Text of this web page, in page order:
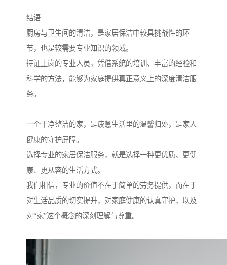
结语
厨房与卫生间的清洁，是家居保洁中较具挑战性的环
节，也是较需要专业知识的领域。
持证上岗的专业人员，凭借系统的培训、丰富的经验和
科学的方法，能够为家庭提供真正意义上的深度清洁服
务。
一个干净整洁的家，是疲惫生活里的温馨归处，是家人
健康的守护屏障。
选择专业的家居保洁服务，就是选择一种更优质、更健
康、更从容的生活方式。
我们相信，专业的价值不在于简单的劳务提供，而在于
对生活品质的切实提升，对家庭健康的认真守护，以及
对“家”这个概念的深刻理解与尊重。